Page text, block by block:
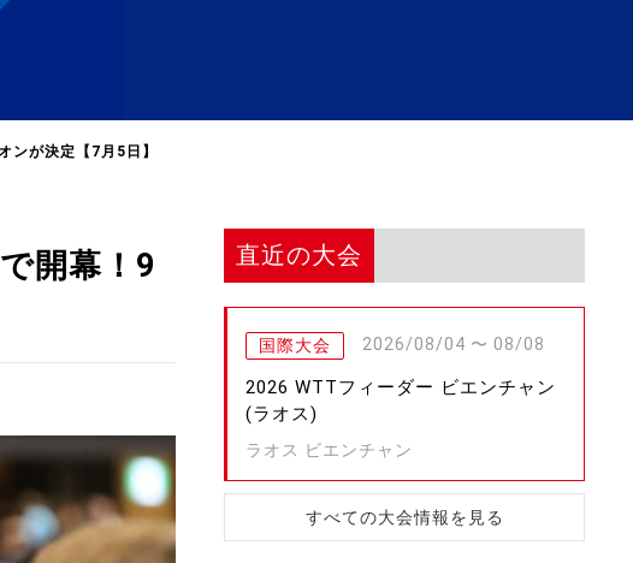
ンが決定【7月5日】
開幕！9
直近の大会
国際大会 2026/08/04 〜 08/08
2026 WTTフィーダー ビエンチャン
(ラオス)
ラオス ビエンチャン
すべての大会情報を見る